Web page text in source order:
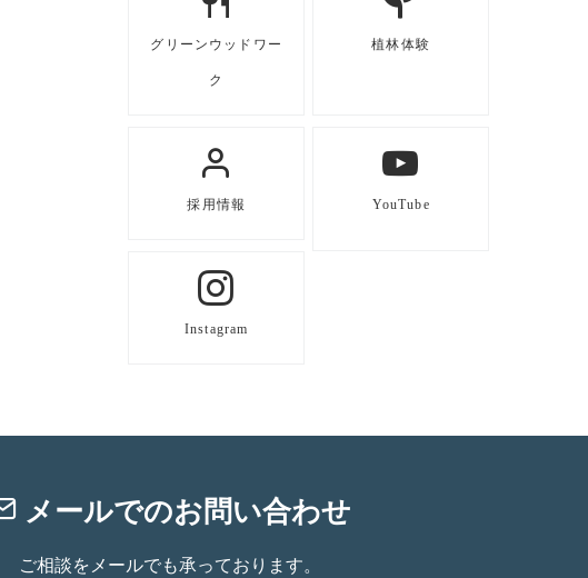
グリーンウッドワー
ク
植林体験
採用情報 YouTube
Instagram
メールでのお問い合わせ
ご相談をメールでも承っております。